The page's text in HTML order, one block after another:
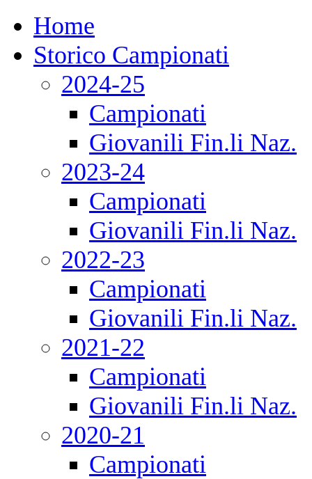
Home
Storico Campionati
2024-25
Campionati
Giovanili Fin.li Naz.
2023-24
Campionati
Giovanili Fin.li Naz.
2022-23
Campionati
Giovanili Fin.li Naz.
2021-22
Campionati
Giovanili Fin.li Naz.
2020-21
Campionati